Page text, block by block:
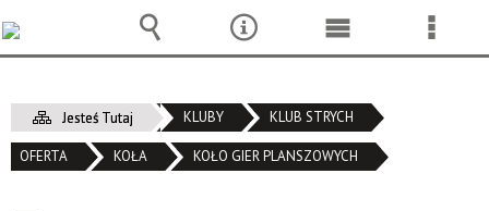
Jesteś Tutaj KLUBY KLUB STRYCH
OFERTA KOŁA KOŁO GIER PLANSZOWYCH
Wyszukiwarka
NarzędziaMenu
Menu